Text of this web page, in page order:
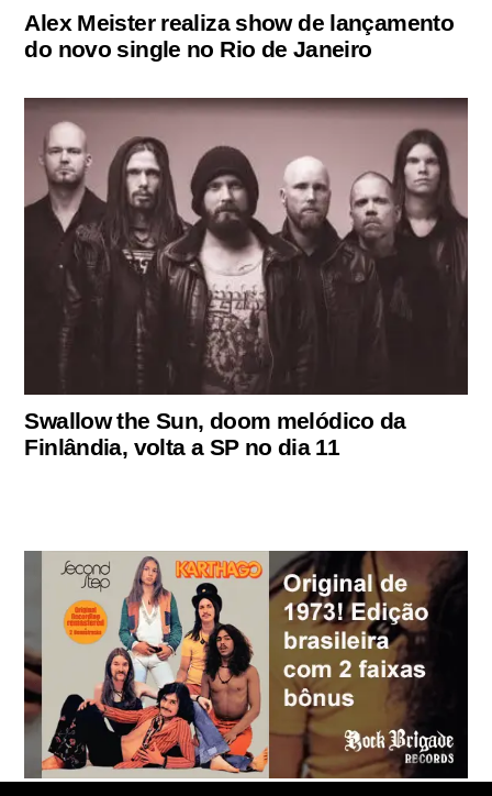
Alex Meister realiza show de lançamento
do novo single no Rio de Janeiro
Swallow the Sun, doom melódico da
Finlândia, volta a SP no dia 11